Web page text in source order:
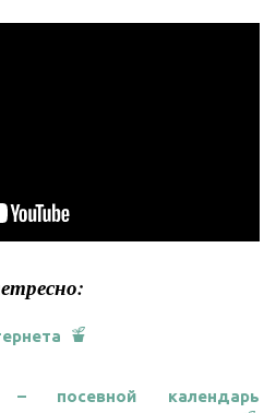
– посевной календарь